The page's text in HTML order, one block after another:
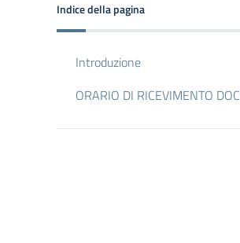
Indice della pagina
Introduzione